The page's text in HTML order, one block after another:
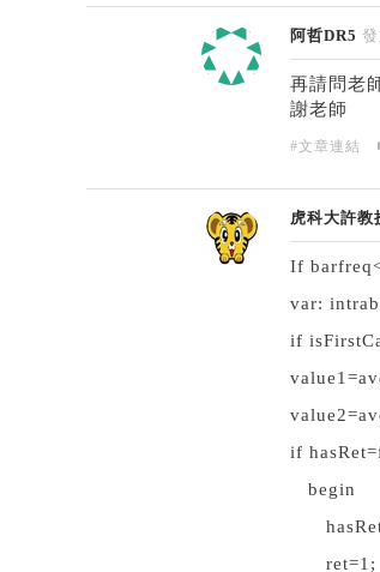
阿哲DR5
再請問老
謝老師
#文章連結
虎科大許教
If
var:
if
if
begin
ret=1;